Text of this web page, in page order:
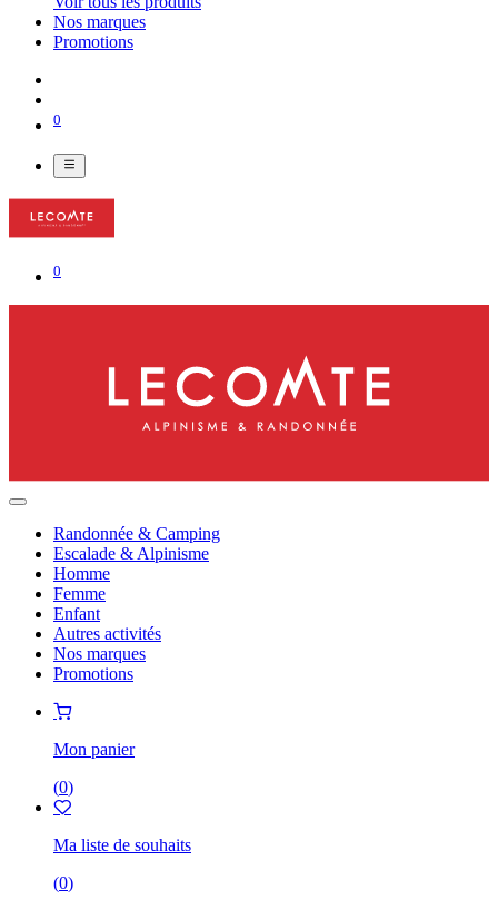
Nos marques
Promotions
0
0
Randonnée & Camping
Escalade & Alpinisme
Homme
Femme
Enfant
Autres activités
Nos marques
Promotions
Mon panier
(0)
Ma liste de souhaits
(0)